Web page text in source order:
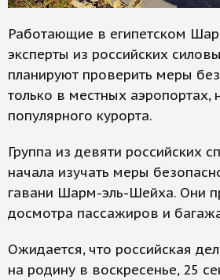
Работающие в египетском
эксперты из российских
планируют проверить меры
только в местных аэропортах,
популярного курорта.
Группа из девяти российских
начала изучать меры
гавани Шарм-эль-Шейха. Они
досмотра пассажиров и
Ожидается, что российская
на родину в воскресенье, 25